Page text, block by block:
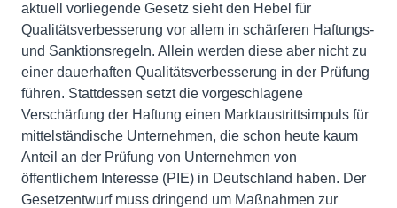
aktuell vorliegende Gesetz sieht den Hebel für
Qualitätsverbesserung vor allem in schärferen Haftungs-
und Sanktionsregeln. Allein werden diese aber nicht zu
einer dauerhaften Qualitätsverbesserung in der Prüfung
führen. Stattdessen setzt die vorgeschlagene
Verschärfung der Haftung einen Marktaustrittsimpuls für
mittelständische Unternehmen, die schon heute kaum
Anteil an der Prüfung von Unternehmen von
öffentlichem Interesse (PIE) in Deutschland haben. Der
Gesetzentwurf muss dringend um Maßnahmen zur